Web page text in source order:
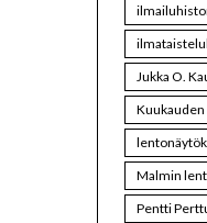
Jukka O.
Kuukauden
Malmin
Pentti